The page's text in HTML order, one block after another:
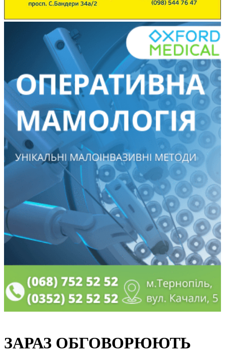
ЗАРАЗ ОБГОВОРЮЮТЬ